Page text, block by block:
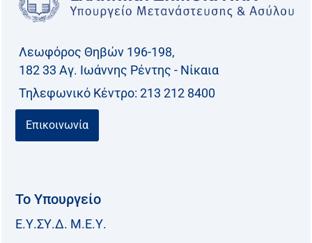
Λεωφόρος Θηβών 196-198,
182 33 Aγ. Ιωάννης Ρέντης - Νίκαια
Τηλεφωνικό Kέντρο: 213 212 8400
Επικοινωνία
Το Υπουργείο
Ε.Υ.ΣΥ.Δ. Μ.Ε.Υ.